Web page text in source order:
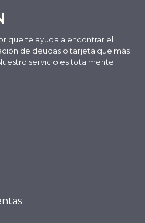
que te ayuda a encontrar el
de deudas o tarjeta que más
servicio es totalmente